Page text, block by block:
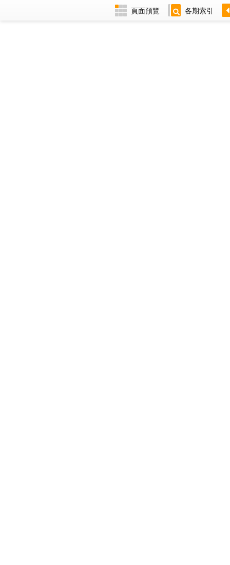
頁面預覽 各期索引